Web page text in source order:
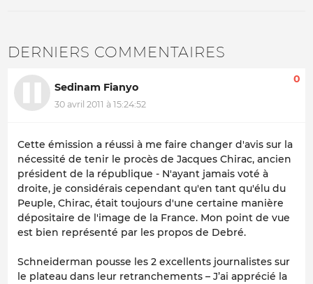
DERNIERS COMMENTAIRES
Sedinam Fianyo
30 avril 2011 à 15:24:52
0
Cette émission a réussi à me faire changer d'avis sur la
nécessité de tenir le procès de Jacques Chirac, ancien
président de la république - N'ayant jamais voté à
droite, je considérais cependant qu'en tant qu'élu du
Peuple, Chirac, était toujours d'une certaine manière
dépositaire de l'image de la France. Mon point de vue
est bien représenté par les propos de Debré.
Schneiderman pousse les 2 excellents journalistes sur
le plateau dans leur retranchements – J’ai apprécié la